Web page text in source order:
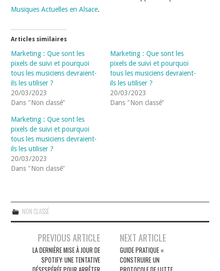
Musiques Actuelles en Alsace.
Articles similaires
Marketing : Que sont les
pixels de suivi et pourquoi
tous les musiciens devraient-
ils les utiliser ?
20/03/2023
Dans "Non classé"
Marketing : Que sont les
pixels de suivi et pourquoi
tous les musiciens devraient-
ils les utiliser ?
20/03/2023
Dans "Non classé"
Marketing : Que sont les
pixels de suivi et pourquoi
tous les musiciens devraient-
ils les utiliser ?
20/03/2023
Dans "Non classé"
NON CLASSÉ
Navigation
articles
PREVIOUS ARTICLE
LA DERNIÈRE MISE À JOUR DE
SPOTIFY: UNE TENTATIVE
NEXT ARTICLE
GUIDE PRATIQUE «
CONSTRUIRE UN